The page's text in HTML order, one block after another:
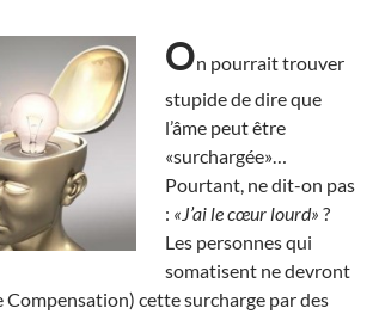
On pourrait trouver
stupide de dire que
l’âme peut être
«surchargée»…
Pourtant, ne dit-on pas
: «J’ai le cœur lourd» ?
Les personnes qui
somatisent ne devront
Compensation) cette surcharge par des